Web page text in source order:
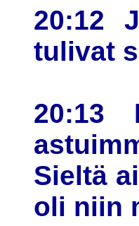
20:12
tulivat
20:13
Sieltä
oli niin